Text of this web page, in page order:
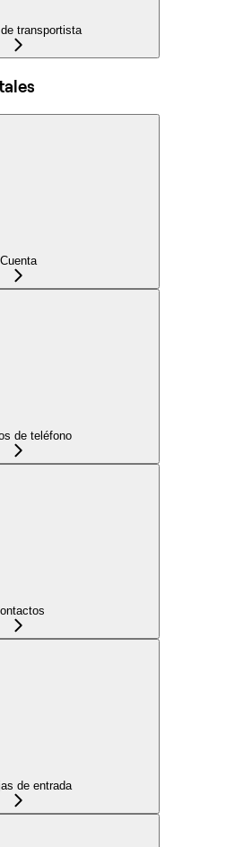
transportista
Cuenta
de teléfono
de entrada